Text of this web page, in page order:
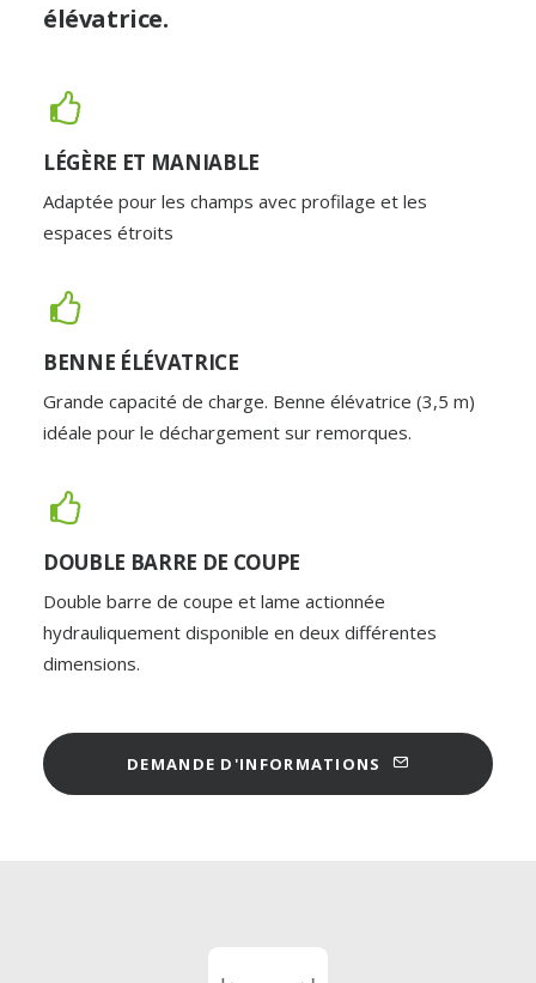
élévatrice.
LÉGÈRE ET MANIABLE
Adaptée pour les champs avec profilage et les
espaces étroits
BENNE ÉLÉVATRICE
Grande capacité de charge. Benne élévatrice (3,5 m)
idéale pour le déchargement sur remorques.
DOUBLE BARRE DE COUPE
Double barre de coupe et lame actionnée
hydrauliquement disponible en deux différentes
dimensions.
DEMANDE D'INFORMATIONS